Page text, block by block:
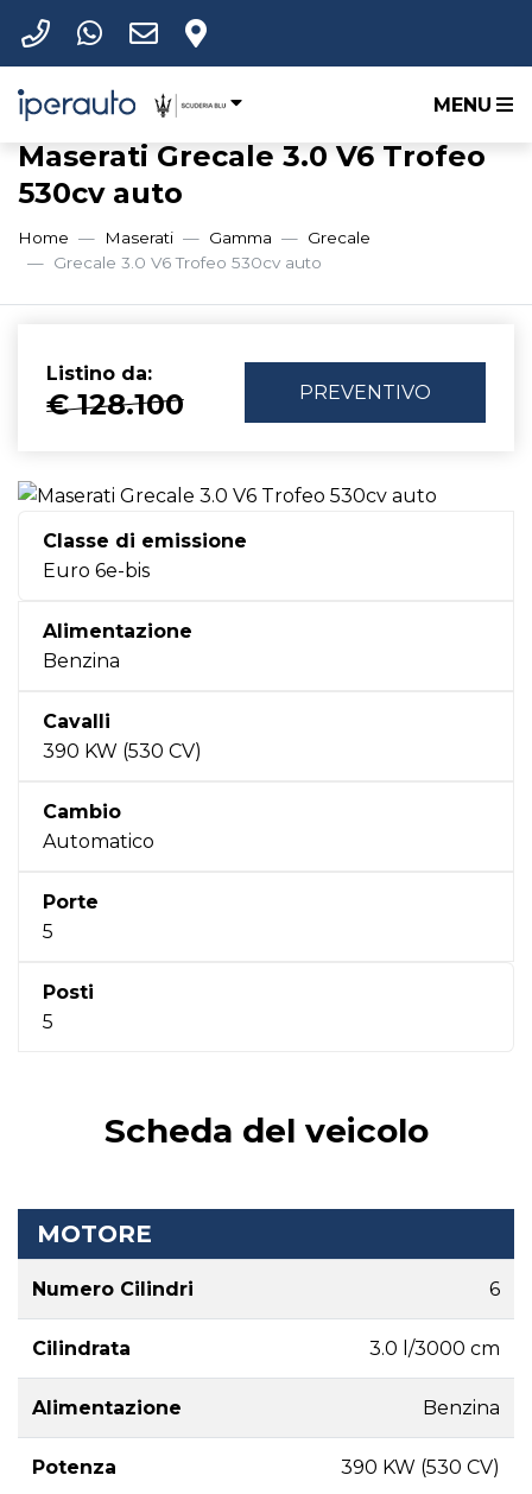
MENU
Maserati Grecale 3.0 V6 Trofeo
530cv auto
Home Maserati Gamma
Grecale
Grecale 3.0 V6 Trofeo 530cv auto
Listino da:
€ 128.100 PREVENTIVO
Classe di emissione
Euro 6e-bis
Alimentazione
Benzina
Cavalli
390 KW (530 CV)
Cambio
Automatico
Porte
5
Posti
5
Scheda del veicolo
MOTORE
Numero Cilindri 6
Cilindrata 3.0 l/3000 cm
Alimentazione Benzina
Potenza 390 KW (530 CV)